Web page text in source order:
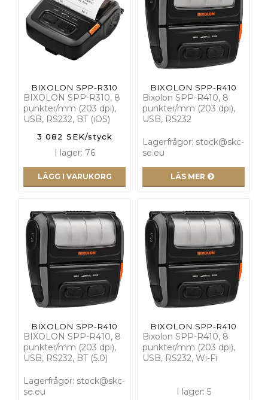
BIXOLON SPP-R310
BIXOLON SPP-R310, 8
punkter/mm (203 dpi),
USB, RS232, BT (iOS)
3 082 SEK/styck
I lager: 76
LÄGG I VARUKORG
BIXOLON SPP-R410
Bixolon SPP-R410, 8
punkter/mm (203 dpi),
USB, RS232
Lagerfrågor: stock@skc-
se.eu
LÄS MER
BIXOLON SPP-R410
BIXOLON SPP-R410, 8
punkter/mm (203 dpi),
USB, RS232, BT (5.0)
Lagerfrågor: stock@skc-
se.eu
BIXOLON SPP-R410
Bixolon SPP-R410, 8
punkter/mm (203 dpi),
USB, RS232, Wi-Fi
I lager: 5